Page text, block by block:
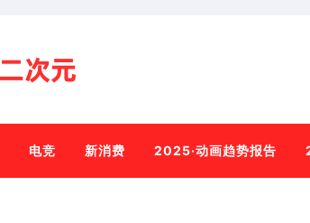
电竞 新消费 2025·动画趋势报告